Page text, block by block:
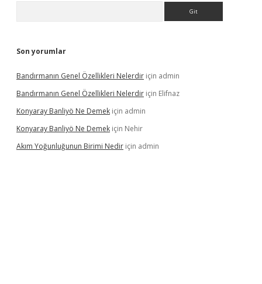
Son yorumlar
Bandırmanın Genel Özellikleri Nelerdir için admin
Bandırmanın Genel Özellikleri Nelerdir için Elifnaz
Konyaray Banliyö Ne Demek için admin
Konyaray Banliyö Ne Demek için Nehir
Akım Yoğunluğunun Birimi Nedir için admin